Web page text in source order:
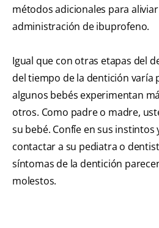
métodos adicionales para
administración de ibuprofeno.
Igual que con otras etapas del
del tiempo de la dentición varía
algunos bebés experimentan
otros. Como padre o madre,
su bebé. Confíe en sus instintos
contactar a su pediatra o
síntomas de la dentición
molestos.